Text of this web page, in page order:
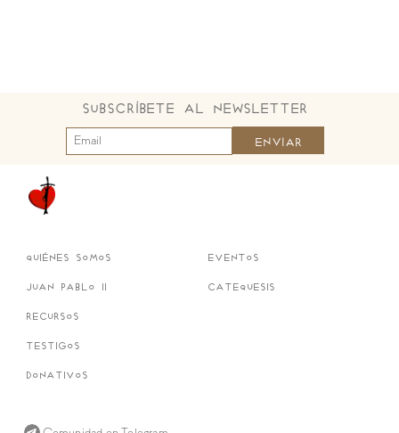
Subscríbete al Newsletter
quiénes somos
juan pablo ii
recursos
testigos
donativos
eventos
catequesis